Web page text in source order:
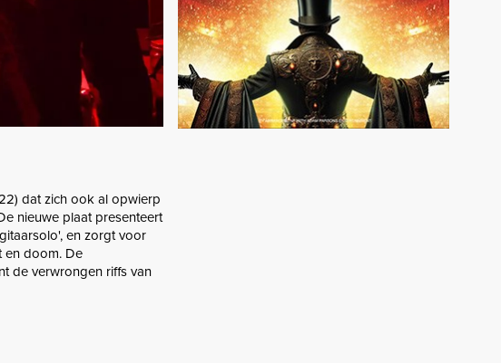
dat zich ook al opwierp
nieuwe plaat presenteert
en zorgt voor
en doom. De
de verwrongen riffs van